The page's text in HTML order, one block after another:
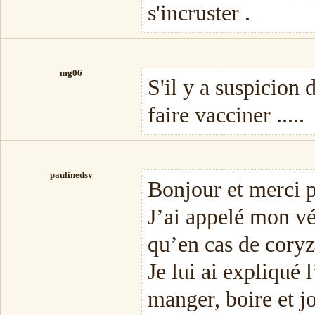
s'incruster .
mg06
S'il y a suspicion
faire vacciner .....
paulinedsv
Bonjour et merci
J’ai appelé mon
qu’en cas de
Je lui ai expliqué
manger, boire et